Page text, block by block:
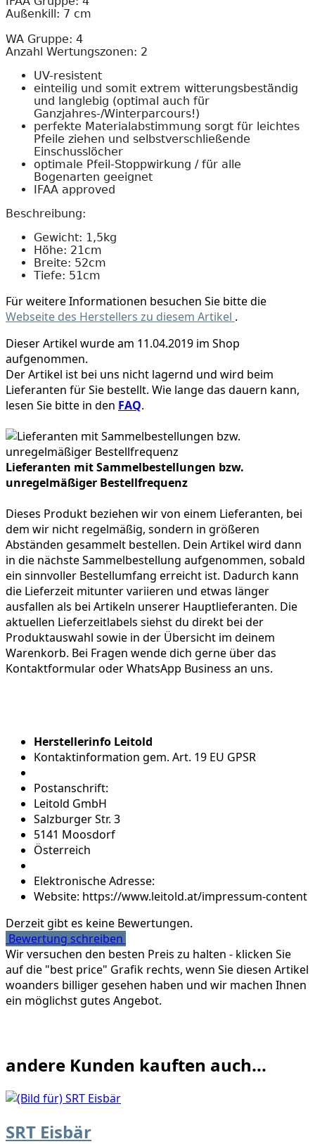
Außenkill: 7 cm
WA Gruppe: 4
Anzahl Wertungszonen: 2
UV-resistent
einteilig und somit extrem witterungsbeständig
und langlebig (optimal auch für
Ganzjahres-/Winterparcours!)
perfekte Materialabstimmung sorgt für leichtes
Pfeile ziehen und selbstverschließende
Einschusslöcher
optimale Pfeil-Stoppwirkung / für alle
Bogenarten geeignet
IFAA approved
Beschreibung:
Gewicht: 1,5kg
Höhe: 21cm
Breite: 52cm
Tiefe: 51cm
Für weitere Informationen besuchen Sie bitte die
Webseite des Herstellers zu diesem Artikel .
Dieser Artikel wurde am 11.04.2019 im Shop
aufgenommen.
Der Artikel ist bei uns nicht lagernd und wird beim
Lieferanten für Sie bestellt. Wie lange das dauern kann,
lesen Sie bitte in den FAQ.
Lieferanten mit Sammelbestellungen bzw.
unregelmäßiger Bestellfrequenz
Dieses Produkt beziehen wir von einem Lieferanten, bei
dem wir nicht regelmäßig, sondern in größeren
Abständen gesammelt bestellen. Dein Artikel wird dann
in die nächste Sammelbestellung aufgenommen, sobald
ein sinnvoller Bestellumfang erreicht ist. Dadurch kann
die Lieferzeit mitunter variieren und etwas länger
ausfallen als bei Artikeln unserer Hauptlieferanten. Die
aktuellen Lieferzeitlabels siehst du direkt bei der
Produktauswahl sowie in der Übersicht im deinem
Warenkorb. Bei Fragen wende dich gerne über das
Kontaktformular oder WhatsApp Business an uns.
Herstellerinfo Leitold
Kontaktinformation gem. Art. 19 EU GPSR
Postanschrift:
Leitold GmbH
Salzburger Str. 3
5141 Moosdorf
Österreich
Elektronische Adresse:
Website: https://www.leitold.at/impressum-content
Derzeit gibt es keine Bewertungen.
Bewertung schreiben
Wir versuchen den besten Preis zu halten - klicken Sie
auf die "best price" Grafik rechts, wenn Sie diesen Artikel
woanders billiger gesehen haben und wir machen Ihnen
ein möglichst gutes Angebot.
andere Kunden kauften auch...
SRT Eisbär